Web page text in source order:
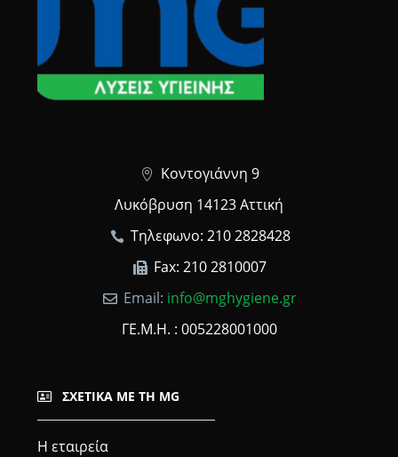
Κοντογιάννη 9
Λυκόβρυση 14123 Αττική
Τηλεφωνο: 210 2828428
Fax: 210 2810007
Email: info@mghygiene.gr
ΓΕ.Μ.Η. : 005228001000
ΣΧΕΤΙΚΆ ΜΕ ΤΗ MG
Η εταιρεία